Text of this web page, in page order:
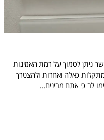
ניתן לסמוך על רמת האמינות
מתקלות כאלה ואחרות ולהצטרך
לב כי אתם מבינים...